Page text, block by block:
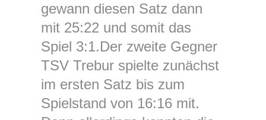
gewann diesen Satz dann
mit 25:22 und somit das
Spiel 3:1.Der zweite Gegner
TSV Trebur spielte zunächst
im ersten Satz bis zum
Spielstand von 16:16 mit.